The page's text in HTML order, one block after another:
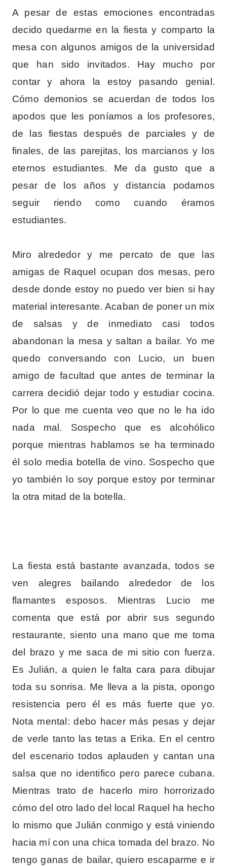
A pesar de estas emociones encontradas
decido quedarme en la fiesta y comparto la
mesa con algunos amigos de la universidad
que han sido invitados. Hay mucho por
contar y ahora la estoy pasando genial.
Cómo demonios se acuerdan de todos los
apodos que les poníamos a los profesores,
de las fiestas después de parciales y de
finales, de las parejitas, los marcianos y los
eternos estudiantes. Me da gusto que a
pesar de los años y distancia podamos
seguir riendo como cuando éramos
estudiantes.
Miro alrededor y me percato de que las
amigas de Raquel ocupan dos mesas, pero
desde donde estoy no puedo ver bien si hay
material interesante. Acaban de poner un mix
de salsas y de inmediato casi todos
abandonan la mesa y saltan a bailar. Yo me
quedo conversando con Lucio, un buen
amigo de facultad que antes de terminar la
carrera decidió dejar todo y estudiar cocina.
Por lo que me cuenta veo que no le ha ido
nada mal. Sospecho que es alcohólico
porque mientras hablamos se ha terminado
él solo media botella de vino. Sospecho que
yo también lo soy porque estoy por terminar
la otra mitad de la botella.
La fiesta está bastante avanzada, todos se
ven alegres bailando alrededor de los
flamantes esposos. Mientras Lucio me
comenta que está por abrir sus segundo
restaurante, siento una mano que me toma
del brazo y me saca de mi sitio con fuerza.
Es Julián, a quien le falta cara para dibujar
toda su sonrisa. Me lleva a la pista, opongo
resistencia pero él es más fuerte que yo.
Nota mental: debo hacer más pesas y dejar
de verle tanto las tetas a Erika. En el centro
del escenario todos aplauden y cantan una
salsa que no identifico pero parece cubana.
Mientras trato de hacerlo miro horrorizado
cómo del otro lado del local Raquel ha hecho
lo mismo que Julián conmigo y está viniendo
hacia mí con una chica tomada del brazo. No
tengo ganas de bailar, quiero escaparme e ir